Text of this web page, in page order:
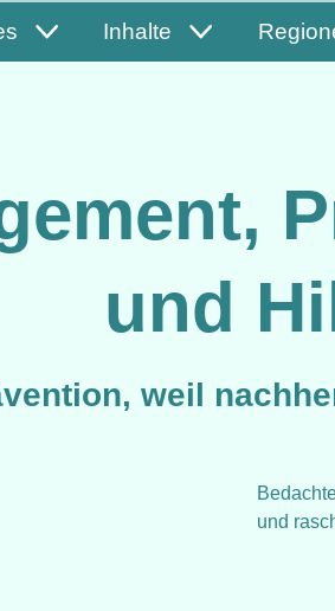
Inhalte
und
weil
und